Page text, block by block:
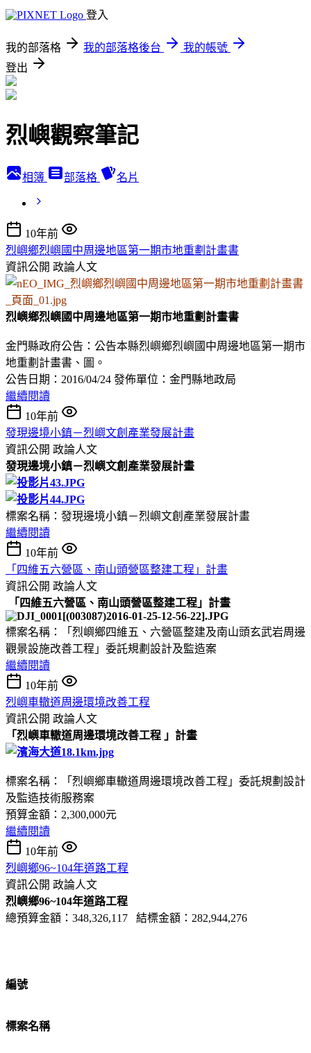
登入
我的部落格 我的部落格後台
我的帳號
登出
烈嶼觀察筆記
相簿 部落格 名片
10年前
烈嶼鄉烈嶼國中周邊地區第一期市地重劃計畫書
資訊公開 政論人文
烈嶼鄉烈嶼國中周邊地區第一期市地重劃計畫書
金門縣政府公告：公告本縣烈嶼鄉烈嶼國中周邊地區第一期市
地重劃計畫書、圖。
公告日期：2016/04/24 發佈單位：金門縣地政局
繼續閱讀
10年前
發現邊境小鎮－烈嶼文創產業發展計畫
資訊公開 政論人文
發現邊境小鎮－烈嶼文創產業發展計畫
標案名稱：發現邊境小鎮－烈嶼文創產業發展計畫
繼續閱讀
10年前
「四維五六營區、南山頭營區整建工程」計畫
資訊公開 政論人文
「四維五六營區、南山頭營區整建工程」計畫
標案名稱：「烈嶼鄉四維五、六營區整建及南山頭玄武岩周邊
觀景設施改善工程」委託規劃設計及監造案
繼續閱讀
10年前
烈嶼車轍道周邊環境改善工程
資訊公開 政論人文
「烈嶼車轍道周邊環境改善工程 」計畫
標案名稱：「烈嶼鄉車轍道周邊環境改善工程」委託規劃設計
及監造技術服務案
預算金額：2,300,000元
繼續閱讀
10年前
烈嶼鄉96~104年道路工程
資訊公開 政論人文
烈嶼鄉96~104年道路工程
總預算金額：348,326,117 結標金額：282,944,276
編號
標案名稱